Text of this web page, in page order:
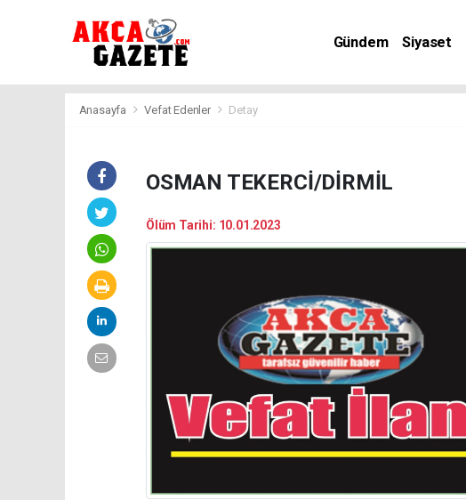
Gündem Siyaset
Anasayfa Vefat Edenler Detay
OSMAN TEKERCİ/DİRMİL
Ölüm Tarihi: 10.01.2023